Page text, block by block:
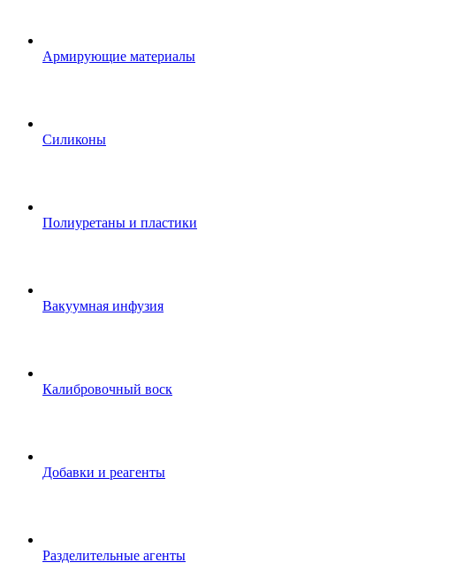
Армирующие материалы
Силиконы
Полиуретаны и пластики
Вакуумная инфузия
Калибровочный воск
Добавки и реагенты
Разделительные агенты